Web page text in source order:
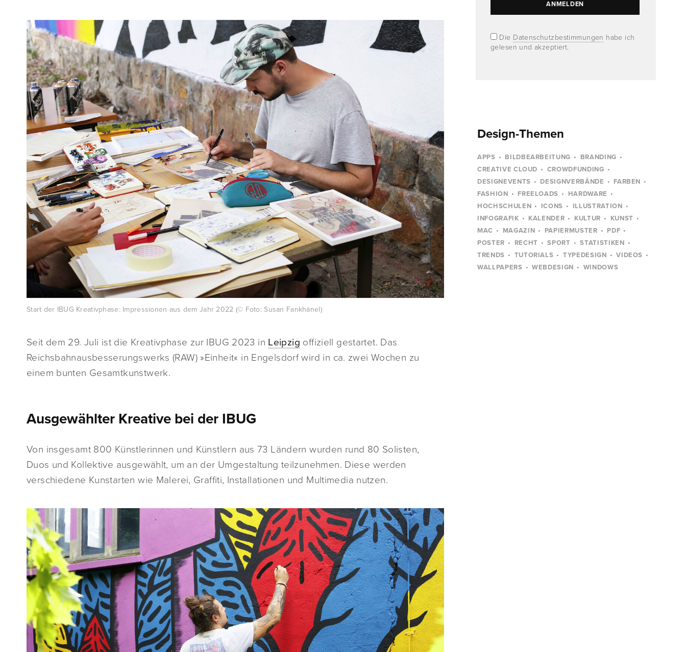
Start der IBUG Kreativphase: Impressionen aus dem Jahr 2022 (© Foto: Susan Fankhänel)
Seit dem 29. Juli ist die Kreativphase zur IBUG 2023 in Leipzig offiziell gestartet. Das
Reichsbahnausbesserungswerks (RAW) »Einheit« in Engelsdorf wird in ca. zwei Wochen zu
einem bunten Gesamtkunstwerk.
Ausgewählter Kreative bei der IBUG
Von insgesamt 800 Künstlerinnen und Künstlern aus 73 Ländern wurden rund 80 Solisten,
Duos und Kollektive ausgewählt, um an der Umgestaltung teilzunehmen. Diese werden
verschiedene Kunstarten wie Malerei, Graffiti, Installationen und Multimedia nutzen.
Die Datenschutzbestimmungen habe ich
gelesen und akzeptiert.
Design-Themen
APPS BILDBEARBEITUNG
BRANDING
CREATIVE CLOUD
CROWDFUNDING
DESIGNEVENTS
DESIGNVERBÄNDE
FARBEN
FASHION
FREELOADS
HARDWARE
HOCHSCHULEN
ICONS
ILLUSTRATION
INFOGRAFIK
KALENDER KULTUR
KUNST
MAC
MAGAZIN PAPIERMUSTER
PDF
POSTER
RECHT SPORT
STATISTIKEN
TRENDS
TUTORIALS TYPEDESIGN
VIDEOS
WALLPAPERS
WEBDESIGN WINDOWS